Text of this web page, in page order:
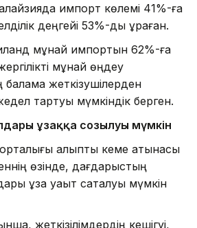
импорт көлемі 41%-ға
деңгейі 53%-ды құраған.
мұнай импортын 62%-ға
мұнай өңдеу
жеткізушілерден
тартуы мүмкіндік берген.
ұзаққа созылуы мүмкін
орталығы қалыпты кеме қатынасы
өзінде, дағдарыстың
ұзақ уақыт сақталуы мүмкін
жеткізілімдердің кешігуі,